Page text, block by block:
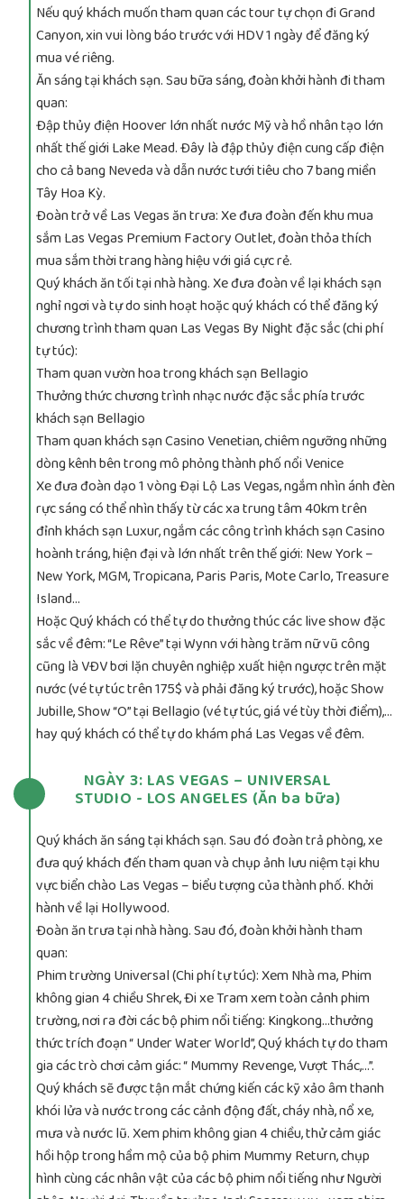
Nếu quý khách muốn tham quan các tour tự chọn đi Grand
Canyon, xin vui lòng báo trước với HDV 1 ngày để đăng ký
mua vé riêng.
Ăn sáng tại khách sạn. Sau bữa sáng, đoàn khởi hành đi tham
quan:
Đập thủy điện Hoover lớn nhất nước Mỹ và hồ nhân tạo lớn
nhất thế giới Lake Mead. Đây là đập thủy điện cung cấp điện
cho cả bang Neveda và dẫn nước tưới tiêu cho 7 bang miền
Tây Hoa Kỳ.
Đoàn trở về Las Vegas ăn trưa: Xe đưa đoàn đến khu mua
sắm Las Vegas Premium Factory Outlet, đoàn thỏa thích
mua sắm thời trang hàng hiệu với giá cực rẻ.
Quý khách ăn tối tại nhà hàng. Xe đưa đoàn về lại khách sạn
nghỉ ngơi và tự do sinh hoạt hoặc quý khách có thể đăng ký
chương trình tham quan Las Vegas By Night đặc sắc (chi phí
tự túc):
Tham quan vườn hoa trong khách sạn Bellagio
Thưởng thức chương trình nhạc nước đặc sắc phía trước
khách sạn Bellagio
Tham quan khách sạn Casino Venetian, chiêm ngưỡng những
dòng kênh bên trong mô phỏng thành phố nổi Venice
Xe đưa đoàn dạo 1 vòng Đại Lộ Las Vegas, ngắm nhìn ánh đèn
rực sáng có thể nhìn thấy từ các xa trung tâm 40km trên
đỉnh khách sạn Luxur, ngắm các công trình khách sạn Casino
hoành tráng, hiện đại và lớn nhất trên thế giới: New York –
New York, MGM, Tropicana, Paris Paris, Mote Carlo, Treasure
Island…
Hoặc Quý khách có thể tự do thưởng thúc các live show đặc
sắc về đêm: “Le Rêve” tại Wynn với hàng trăm nữ vũ công
cũng là VĐV bơi lặn chuyên nghiệp xuất hiện ngược trên mặt
nước (vé tự túc trên 175$ và phải đăng ký trước), hoặc Show
Jubille, Show “O” tại Bellagio (vé tự túc, giá vé tùy thời điểm),…
hay quý khách có thể tự do khám phá Las Vegas về đêm.
NGÀY 3: LAS VEGAS – UNIVERSAL
STUDIO - LOS ANGELES (Ăn ba bữa)
Quý khách ăn sáng tại khách sạn. Sau đó đoàn trả phòng, xe
đưa quý khách đến tham quan và chụp ảnh lưu niệm tại khu
vực biển chào Las Vegas – biểu tượng của thành phố. Khởi
hành về lại Hollywood.
Đoàn ăn trưa tại nhà hàng. Sau đó, đoàn khởi hành tham
quan:
Phim trường Universal (Chi phí tự túc): Xem Nhà ma, Phim
không gian 4 chiều Shrek, Đi xe Tram xem toàn cảnh phim
trường, nơi ra đời các bộ phim nổi tiếng: Kingkong…thưởng
thức trích đoạn “ Under Water World”, Quý khách tự do tham
gia các trò chơi cảm giác: “ Mummy Revenge, Vượt Thác,…”.
Quý khách sẽ được tận mắt chứng kiến các kỹ xảo âm thanh
khói lửa và nước trong các cảnh động đất, cháy nhà, nổ xe,
mưa và nước lũ. Xem phim không gian 4 chiều, thử cảm giác
hồi hộp trong hầm mộ của bộ phim Mummy Return, chụp
hình cùng các nhân vật của các bộ phim nổi tiếng như Người